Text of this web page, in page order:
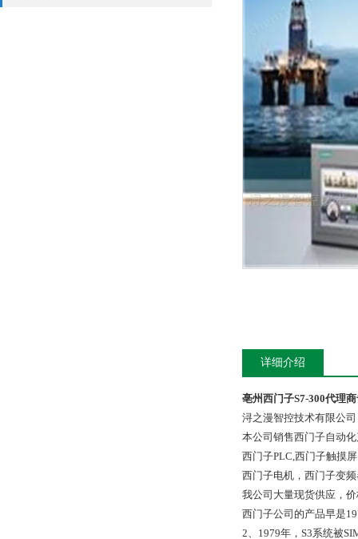
详细介绍
亳州西门子S7-300代理
浔之漫智控技术有限公
本公司销售西门子自动
西门子PLC,西门子触摸
西门子电机，西门子变
我公司大量现货供应，
西门子公司的产品早是
2、1979年，S3系统被